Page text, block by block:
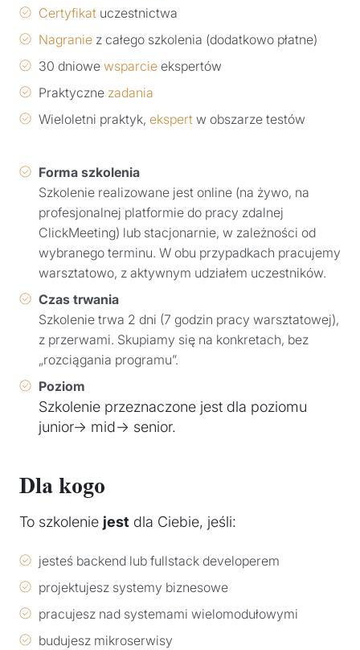
Certyfikat uczestnictwa
Nagranie z całego szkolenia (dodatkowo płatne)
30 dniowe wsparcie ekspertów
Praktyczne zadania
Wieloletni praktyk, ekspert w obszarze testów
Forma szkolenia
Szkolenie realizowane jest online (na żywo, na
profesjonalnej platformie do pracy zdalnej
ClickMeeting) lub stacjonarnie, w zależności od
wybranego terminu. W obu przypadkach pracujemy
warsztatowo, z aktywnym udziałem uczestników.
Czas trwania
Szkolenie trwa 2 dni (7 godzin pracy warsztatowej),
z przerwami. Skupiamy się na konkretach, bez
„rozciągania programu”.
Poziom
Szkolenie przeznaczone jest dla poziomu
junior→ mid→ senior.
Dla kogo
To szkolenie jest dla Ciebie, jeśli:
jesteś backend lub fullstack developerem
projektujesz systemy biznesowe
pracujesz nad systemami wielomodułowymi
budujesz mikroserwisy